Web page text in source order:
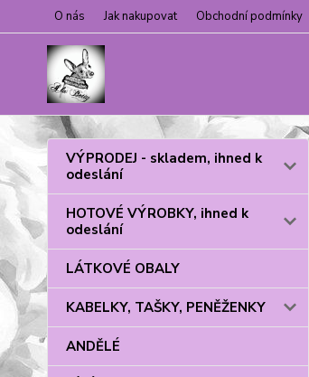
O nás Jak nakupovat Obchodní podmínky
VÝPRODEJ - skladem, ihned k
odeslání
HOTOVÉ VÝROBKY, ihned k
odeslání
LÁTKOVÉ OBALY
KABELKY, TAŠKY, PENĚŽENKY
ANDĚLÉ